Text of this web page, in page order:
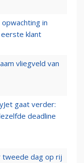
in
eerste klant
vliegveld van
gaat verder:
deadline
tweede dag op rij